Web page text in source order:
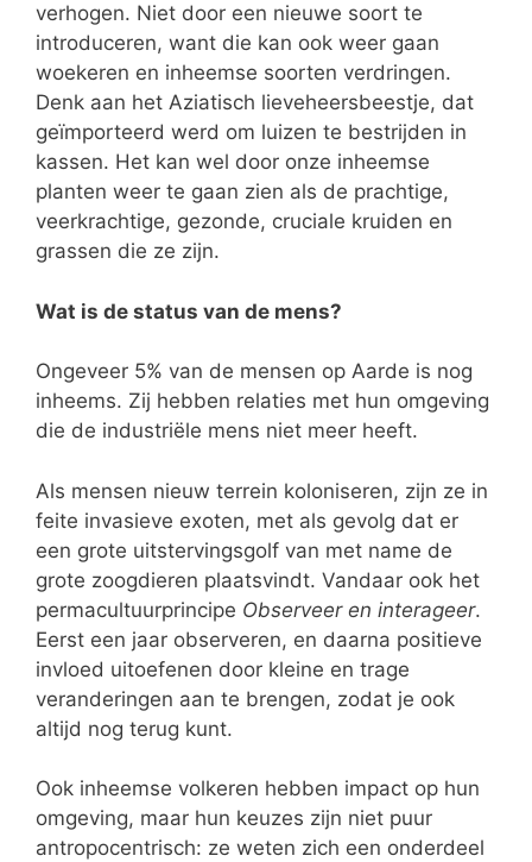
verhogen. Niet door een nieuwe soort te
introduceren, want die kan ook weer gaan
woekeren en inheemse soorten verdringen.
Denk aan het Aziatisch lieveheersbeestje, dat
geïmporteerd werd om luizen te bestrijden in
kassen. Het kan wel door onze inheemse
planten weer te gaan zien als de prachtige,
veerkrachtige, gezonde, cruciale kruiden en
grassen die ze zijn.
Wat is de status van de mens?
Ongeveer 5% van de mensen op Aarde is nog
inheems. Zij hebben relaties met hun omgeving
die de industriële mens niet meer heeft.
Als mensen nieuw terrein koloniseren, zijn ze in
feite invasieve exoten, met als gevolg dat er
een grote uitstervingsgolf van met name de
grote zoogdieren plaatsvindt. Vandaar ook het
permacultuurprincipe Observeer en interageer.
Eerst een jaar observeren, en daarna positieve
invloed uitoefenen door kleine en trage
veranderingen aan te brengen, zodat je ook
altijd nog terug kunt.
Ook inheemse volkeren hebben impact op hun
omgeving, maar hun keuzes zijn niet puur
antropocentrisch: ze weten zich een onderdeel